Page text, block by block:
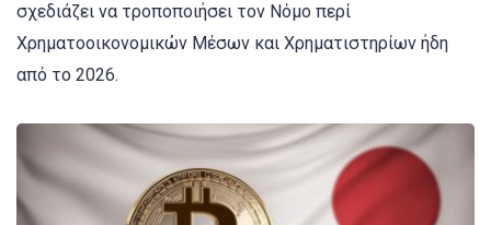
σχεδιάζει να τροποποιήσει τον Νόμο περί
Χρηματοοικονομικών Μέσων και Χρηματιστηρίων ήδη
από το 2026.